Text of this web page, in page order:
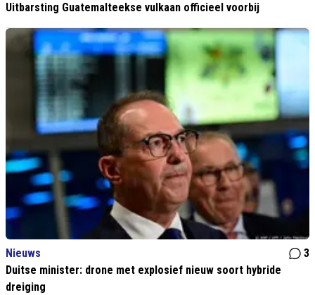
Uitbarsting Guatemalteekse vulkaan officieel voorbij
Nieuws
3
Duitse minister: drone met explosief nieuw soort hybride
dreiging